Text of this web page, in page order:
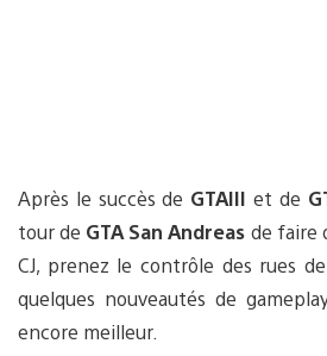
Après le succès de GTAIII et de
tour de GTA San Andreas de faire
CJ, prenez le contrôle des rues
quelques nouveautés de
encore meilleur.